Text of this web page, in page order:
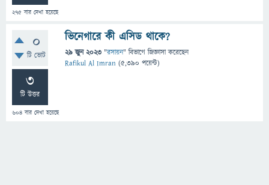
275 বার দেখা হয়েছে
0
টি ভোট
3
টি উত্তর
604 বার দেখা হয়েছে
ভিনেগারে কী এসিড থাকে?
29 জুন 2023 "রসায়ন" বিভাগে জিজ্ঞাসাকরেছেন
Rafikul Al Imran (5,390 পয়েন্ট)